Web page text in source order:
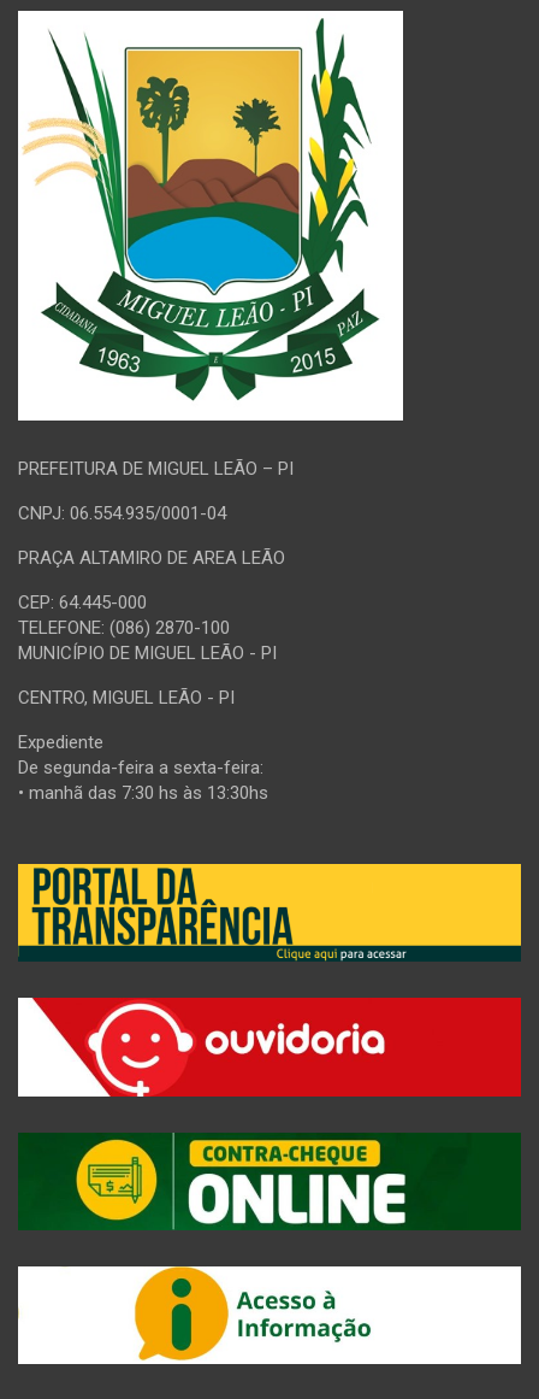
PREFEITURA DE MIGUEL LEÃO – PI
CNPJ: 06.554.935/0001-04
PRAÇA ALTAMIRO DE AREA LEÃO
CEP: 64.445-000
TELEFONE: (086) 2870-100
MUNICÍPIO DE MIGUEL LEÃO - PI
CENTRO, MIGUEL LEÃO - PI
Expediente
De segunda-feira a sexta-feira:
• manhã das 7:30 hs às 13:30hs